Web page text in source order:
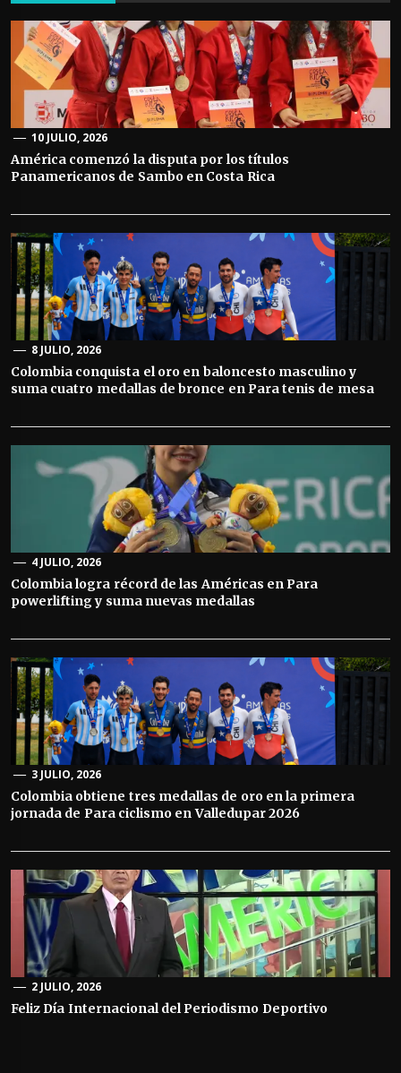
10 JULIO, 2026
América comenzó la disputa por los títulos
Panamericanos de Sambo en Costa Rica
8 JULIO, 2026
Colombia conquista el oro en baloncesto masculino y
suma cuatro medallas de bronce en Para tenis de mesa
4 JULIO, 2026
Colombia logra récord de las Américas en Para
powerlifting y suma nuevas medallas
3 JULIO, 2026
Colombia obtiene tres medallas de oro en la primera
jornada de Para ciclismo en Valledupar 2026
2 JULIO, 2026
Feliz Día Internacional del Periodismo Deportivo